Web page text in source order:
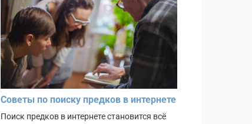
Советы по поиску предков в интернете
Поиск предков в интернете становится всё